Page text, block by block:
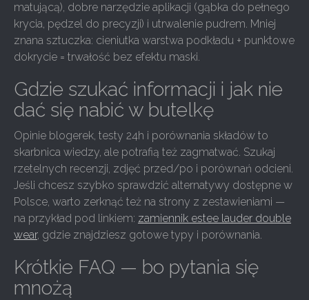
matującą), dobre narzędzie aplikacji (gąbka do pełnego
krycia, pędzel do precyzji) i utrwalenie pudrem. Mniej
znana sztuczka: cieniutka warstwa podkładu + punktowe
dokrycie = trwałość bez efektu maski.
Gdzie szukać informacji i jak nie
dać się nabić w butelkę
Opinie blogerek, testy 24h i porównania składów to
skarbnica wiedzy, ale potrafią też zagmatwać. Szukaj
rzetelnych recenzji, zdjęć przed/po i porównań odcieni.
Jeśli chcesz szybko sprawdzić alternatywy dostępne w
Polsce, warto zerknąć też na strony z zestawieniami —
na przykład pod linkiem: zamiennik estee lauder double
wear, gdzie znajdziesz gotowe typy i porównania.
Krótkie FAQ — bo pytania się
mnożą